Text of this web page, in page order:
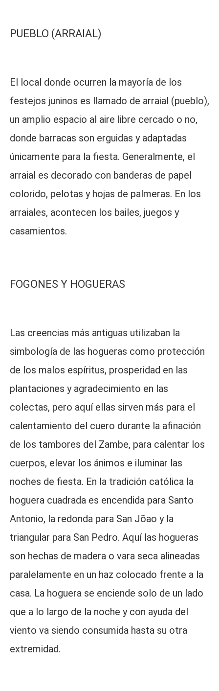
PUEBLO (ARRAIAL)
El local donde ocurren la mayoría de los
festejos juninos es llamado de arraial (pueblo),
un amplio espacio al aire libre cercado o no,
donde barracas son erguidas y adaptadas
únicamente para la fiesta. Generalmente, el
arraial es decorado con banderas de papel
colorido, pelotas y hojas de palmeras. En los
arraiales, acontecen los bailes, juegos y
casamientos.
FOGONES Y HOGUERAS
Las creencias más antiguas utilizaban la
simbología de las hogueras como protección
de los malos espíritus, prosperidad en las
plantaciones y agradecimiento en las
colectas, pero aquí ellas sirven más para el
calentamiento del cuero durante la afinación
de los tambores del Zambe, para calentar los
cuerpos, elevar los ánimos e iluminar las
noches de fiesta. En la tradición católica la
hoguera cuadrada es encendida para Santo
Antonio, la redonda para San Jõao y la
triangular para San Pedro. Aquí las hogueras
son hechas de madera o vara seca alineadas
paralelamente en un haz colocado frente a la
casa. La hoguera se enciende solo de un lado
que a lo largo de la noche y con ayuda del
viento va siendo consumida hasta su otra
extremidad.